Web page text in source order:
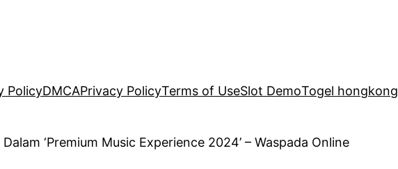
PolicyDMCAPrivacy PolicyTerms of UseSlot DemoTogel hongkong